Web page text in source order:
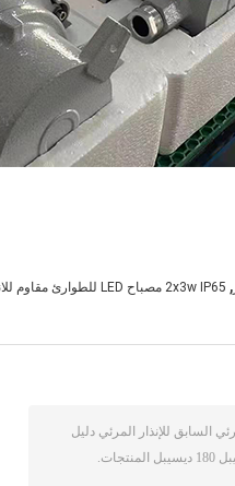
, 2x3w IP65 مصباح LED للطوارئ مقاوم للانفجار